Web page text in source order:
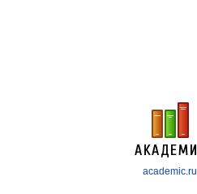
academic.ru